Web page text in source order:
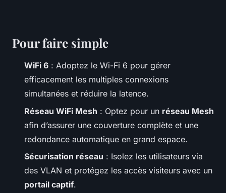
Pour faire simple
WiFi 6 : Adoptez le Wi-Fi 6 pour gérer
efficacement les multiples connexions
simultanées et réduire la latence.
Réseau WiFi Mesh : Optez pour un réseau Mesh
afin d’assurer une couverture complète et une
redondance automatique en grand espace.
Sécurisation réseau : Isolez les utilisateurs via
des VLAN et protégez les accès visiteurs avec un
portail captif.